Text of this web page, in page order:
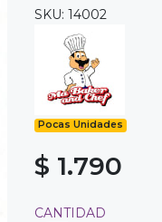
SKU: 14002
Pocas Unidades
$ 1.790
CANTIDAD